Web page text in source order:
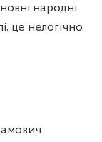
народні
це нелогічно